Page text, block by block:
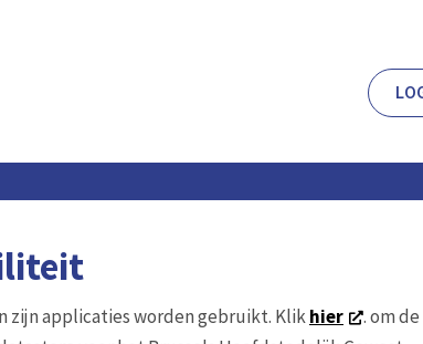
zijn applicaties worden gebruikt. Klikhier
. om